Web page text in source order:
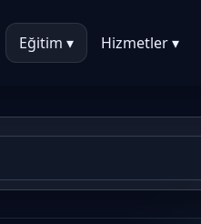
Eğitim ▾ Hizmetler ▾